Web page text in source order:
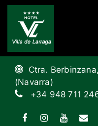
Ctra.
(Navarra)
+34 948 711